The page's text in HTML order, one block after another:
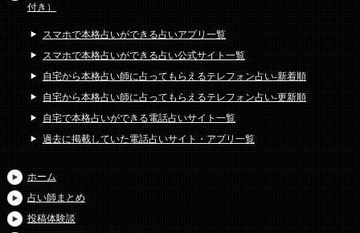
付き）
スマホで本格占いができる占いアプリ一覧
スマホで本格占いができる占い公式サイト一覧
自宅から本格占い師に占ってもらえるテレフォン占い-新着順
自宅から本格占い師に占ってもらえるテレフォン占い-更新順
自宅で本格占いができる電話占いサイト一覧
過去に掲載していた電話占いサイト・アプリ一覧
ホーム
占い師まとめ
投稿体験談